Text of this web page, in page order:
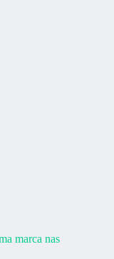
marca nas